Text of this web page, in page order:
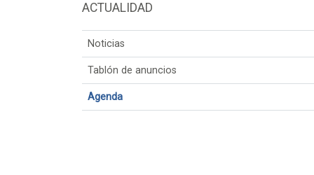
ACTUALIDAD
Noticias
Tablón de anuncios
Agenda